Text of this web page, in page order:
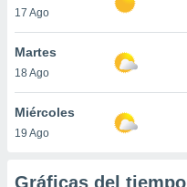
sitio
de
traten tus
en
interés
su
17 Ago
Martes
18 Ago
Miércoles
19 Ago
Gráficas del tiempo